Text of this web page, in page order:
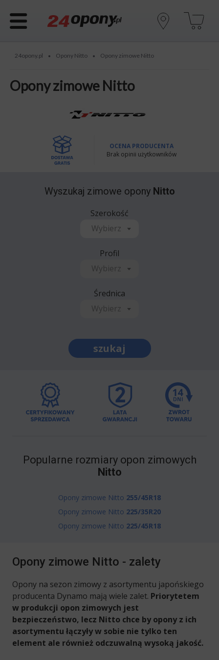
24opony.pl • Opony Nitto • Opony zimowe Nitto
Opony zimowe Nitto
OCENA PRODUCENTA
Brak opinii użytkowników
Wyszukaj zimowe opony Nitto
Szerokość
Wybierz
Profil
Wybierz
Średnica
Wybierz
szukaj
Popularne rozmiary opon zimowych
Nitto
Opony zimowe Nitto 255/45R18
Opony zimowe Nitto 225/35R20
Opony zimowe Nitto 225/45R18
Opony zimowe Nitto - zalety
Opony na sezon zimowy z asortymentu japońskiego
producenta Dynamo mają wiele zalet. Priorytetem
w produkcji opon zimowych jest
bezpieczeństwo, lecz Nitto chce by opony z ich
asortymentu łączyły w sobie nie tylko ten
element ale również odczuwalną wysoką jakość.